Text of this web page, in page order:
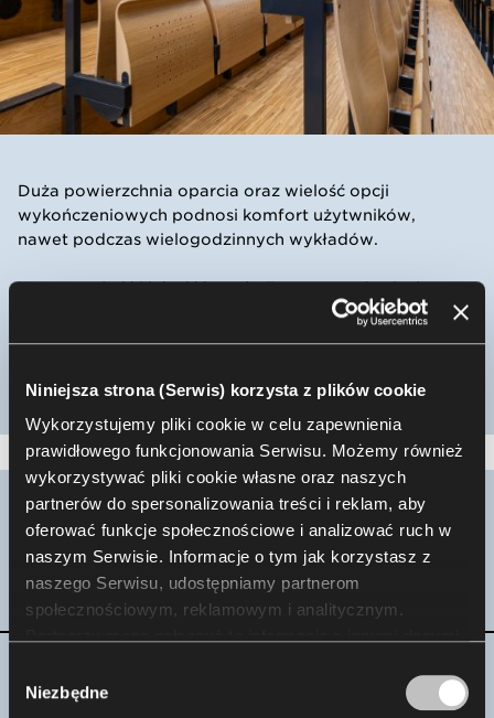
Niniejsza strona (Serwis) korzysta z plików cookie
Wykorzystujemy pliki cookie w celu zapewnienia
prawidłowego funkcjonowania Serwisu. Możemy również
wykorzystywać pliki cookie własne oraz naszych
partnerów do spersonalizowania treści i reklam, aby
oferować funkcje społecznościowe i analizować ruch w
naszym Serwisie. Informacje o tym jak korzystasz z
naszego Serwisu, udostępniamy partnerom
społecznościowym, reklamowym i analitycznym.
korzystania z ich usług. Korzystanie z plików cookie
zgody
Niezbędne
Duża powierzchnia oparcia oraz wielość opcji
wykończeniowych podnosi komfort użytwników,
nawet podczas wielogodzinnych wykładów.
Wytrzymałość i jakość krzesła Foster potwierdzają
liczne certyfikaty oraz raporty z badań, co czyni je
Galeria
Aranżacje